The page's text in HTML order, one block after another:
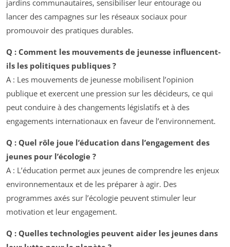
jardins communautaires, sensibiliser leur entourage ou
lancer des campagnes sur les réseaux sociaux pour
promouvoir des pratiques durables.
Q : Comment les mouvements de jeunesse influencent-
ils les politiques publiques ?
A : Les mouvements de jeunesse mobilisent l’opinion
publique et exercent une pression sur les décideurs, ce qui
peut conduire à des changements législatifs et à des
engagements internationaux en faveur de l’environnement.
Q : Quel rôle joue l’éducation dans l’engagement des
jeunes pour l’écologie ?
A : L’éducation permet aux jeunes de comprendre les enjeux
environnementaux et de les préparer à agir. Des
programmes axés sur l’écologie peuvent stimuler leur
motivation et leur engagement.
Q : Quelles technologies peuvent aider les jeunes dans